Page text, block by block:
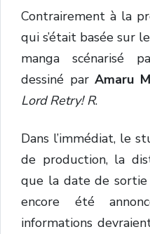
Contrairement à la
qui s’était basée sur le
manga scénarisé
dessiné parAmaru
Lord Retry! R.
Dans l’immédiat, le
de production, la
que la date de sortie
encore été
informations